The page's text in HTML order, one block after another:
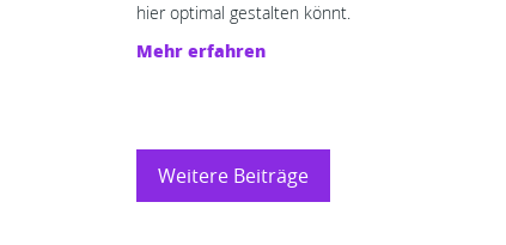
hier optimal gestalten könnt.
Mehr erfahren
Weitere Beiträge